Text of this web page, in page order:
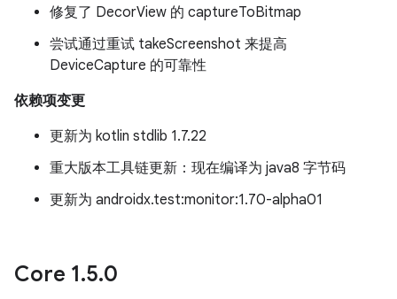
修复了 DecorView 的 captureToBitmap
尝试通过重试 takeScreenshot 来提高
DeviceCapture 的可靠性
依赖项变更
更新为 kotlin stdlib 1.7.22
重大版本工具链更新：现在编译为 java8 字节码
更新为 androidx.test:monitor:1.70-alpha01
Core 1.5.0